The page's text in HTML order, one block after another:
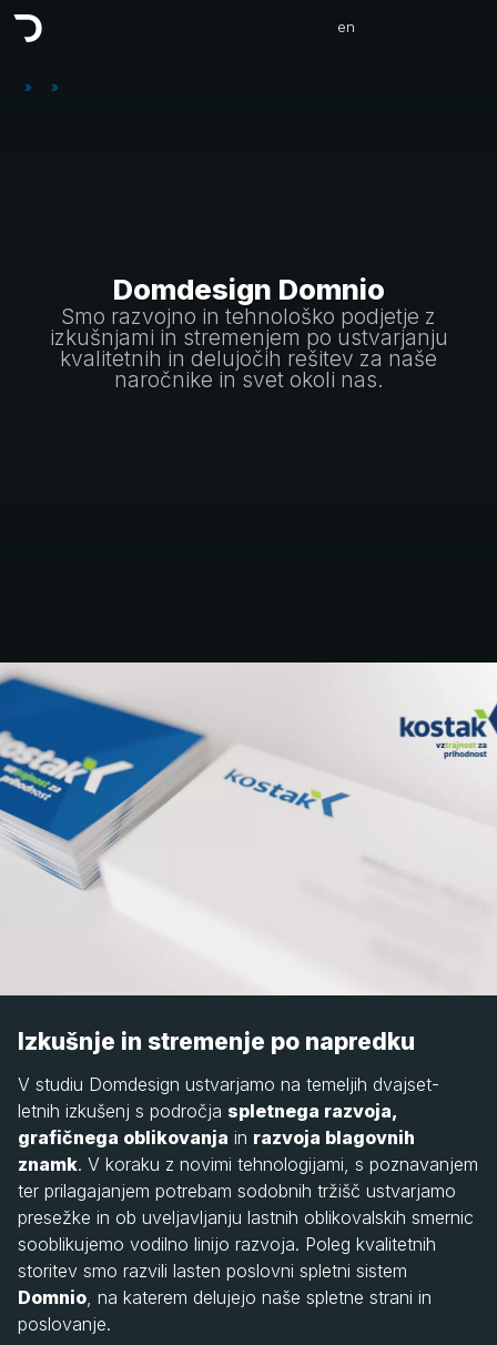
en
» »
Domdesign Domnio
Smo razvojno in tehnološko podjetje z
izkušnjami in stremenjem po ustvarjanju
kvalitetnih in delujočih rešitev za naše
naročnike in svet okoli nas.
Izkušnje in stremenje po napredku
V studiu Domdesign ustvarjamo na temeljih dvajset-
letnih izkušenj s področja spletnega razvoja,
grafičnega oblikovanja in razvoja blagovnih
znamk. V koraku z novimi tehnologijami, s poznavanjem
ter prilagajanjem potrebam sodobnih tržišč ustvarjamo
presežke in ob uveljavljanju lastnih oblikovalskih smernic
sooblikujemo vodilno linijo razvoja. Poleg kvalitetnih
storitev smo razvili lasten poslovni spletni sistem
Domnio, na katerem delujejo naše spletne strani in
poslovanje.